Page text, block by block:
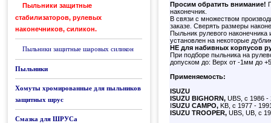
Пыльники защитные
стабилизаторов, рулевых
наконечников, силикон.
Пыльники защитные шаровых силикон
Пыльники
Хомуты хромированные для пыльников
защитных шрус
Смазка для ШРУСа
Просим обратить внимание!
наконечник.
В связи с множеством
заказе. Сверять размеры
Пыльник рулевого наконечника
установлен на некоторые
НЕ для набивных корпусов
При подборе пыльника на
допуском до: Верх от -1мм до
Применяемость:
ISUZU
ISUZU BIGHORN, UBS, c 1986
ISUZU CAMPO, KB, с 1977 -
ISUZU TROOPER, UBS, UB, с